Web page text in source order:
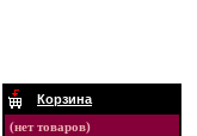
Корзина
(нет товаров)